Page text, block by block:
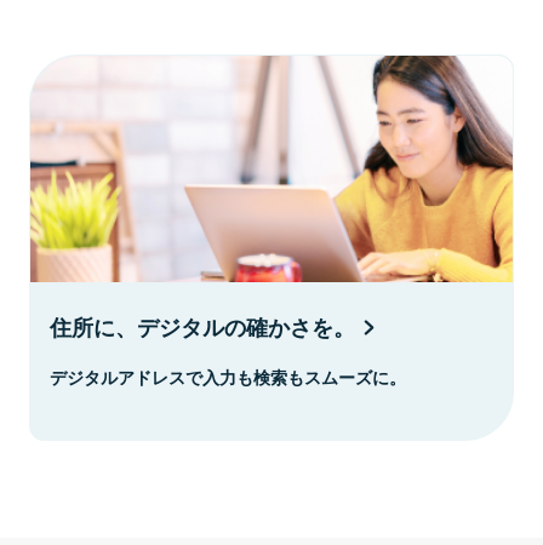
住所に、デジタルの確かさを。
デジタルアドレスで入力も検索もスムーズに。